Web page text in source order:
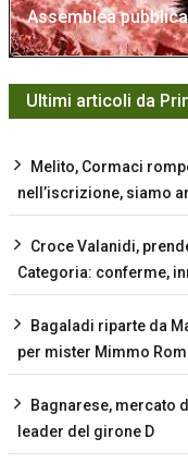
Assemblea
Ultimi articoli da
Melito, Cormaci
nell’iscrizione, siamo
Croce Valanidi,
Categoria: conferme,
Bagaladi riparte da
per mister Mimmo
Bagnarese, mercato
leader del girone D